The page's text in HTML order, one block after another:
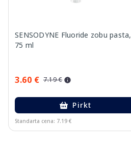
SENSODYNE Fluoride zobu pasta,
75 ml
3.60 € 7.19 €
Pirkt
Standarta cena: 7.19 €